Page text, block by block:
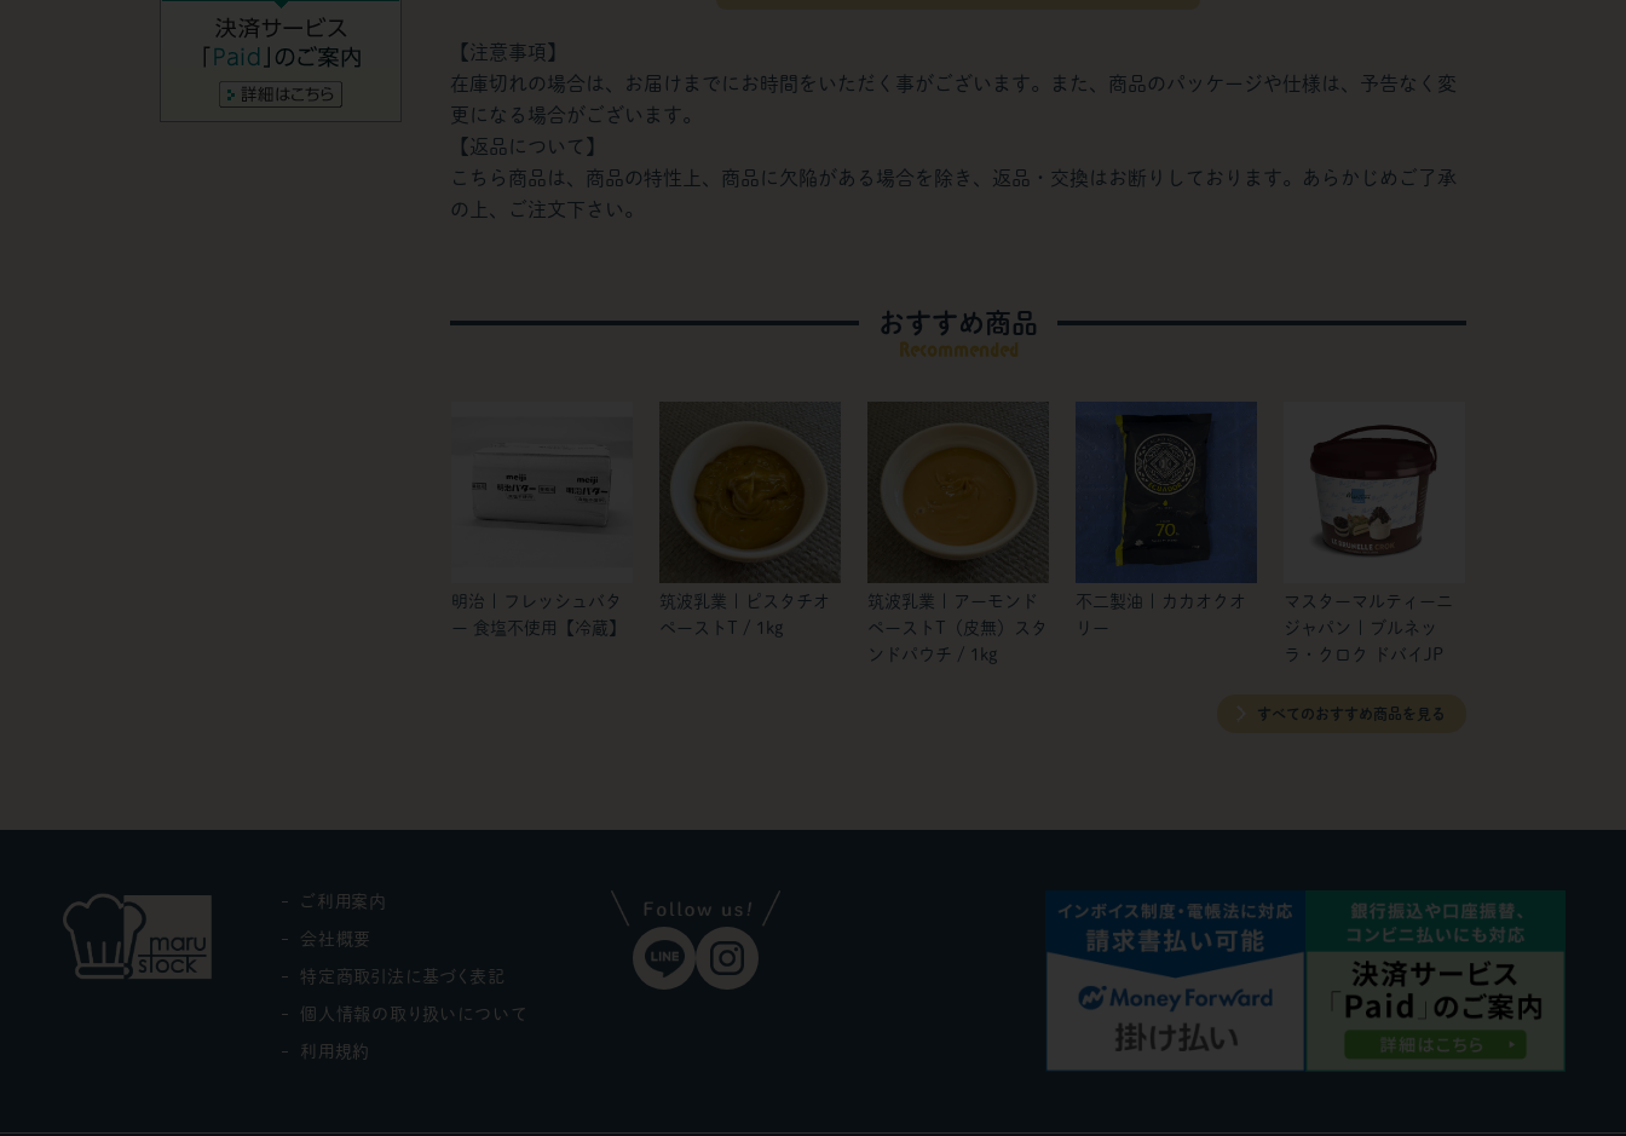
【注意事項】
在庫切れの場合は、お届けまでにお時間をいただく事がございます。また、商品のパッケージや仕様は、予告なく変
更になる場合がございます。
【返品について】
こちら商品は、商品の特性上、商品に欠陥がある場合を除き、返品・交換はお断りしております。あらかじめご了承
の上、ご注文下さい。
おすすめ商品
Recommended
明治 | フレッシュバタ
ー 食塩不使用【冷蔵】
筑波乳業 | ピスタチオ
ペーストT / 1kg
筑波乳業 | アーモンド
ペーストT（皮無）スタ
ンドパウチ / 1kg
不二製油 | カカオクオ
リー
マスターマルティーニ
ジャパン | ブルネッ
ラ・クロク ドバイJP
すべてのおすすめ商品を見る
ご利用案内
会社概要
特定商取引法に基づく表記
個人情報の取り扱いについて
利用規約